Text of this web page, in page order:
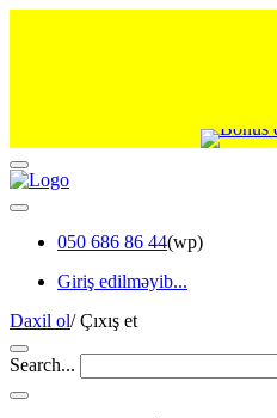
050 686 86 44(wp)
Giriş edilməyib...
Daxil ol/Çıxış et
Search...